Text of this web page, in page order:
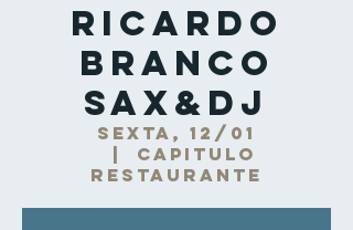
Ricardo
Branco
Sax&DJ
sexta, 12/01
Capitulo
Restaurante